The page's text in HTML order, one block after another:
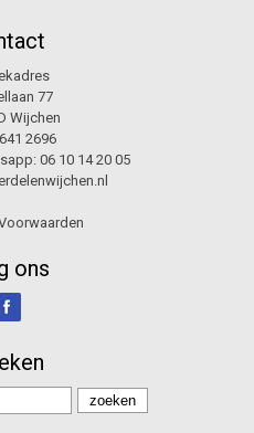
77
Wijchen
2696
06 10 14 20 05
ons